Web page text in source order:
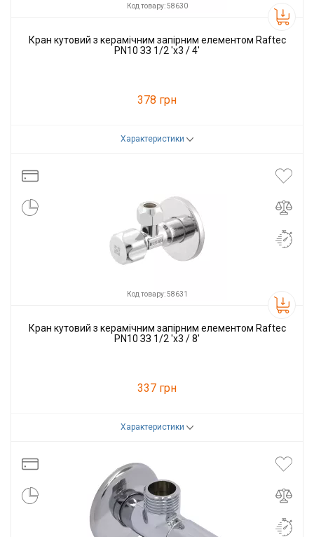
Код товару: 58630
Кран кутовий з керамічним запірним елементом Raftec
PN10 ЗЗ 1/2 'x3 / 4'
378 грн
Характеристики
Код товару: 58631
Кран кутовий з керамічним запірним елементом Raftec
PN10 ЗЗ 1/2 'x3 / 8'
337 грн
Характеристики